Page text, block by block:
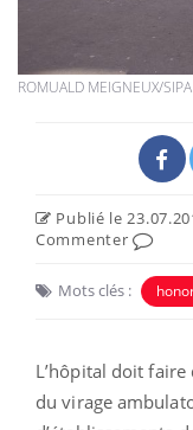
ROMUALD MEIGNEUX/SIPA
Publié le
Commenter
Mots clés :
L’hôpital doit
du virage